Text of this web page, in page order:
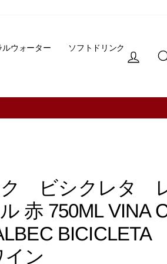
ルウォーター
ソフトドリンク
ログイ
ビシクレタ
赤 750ML VINA
BICICLETA
イン